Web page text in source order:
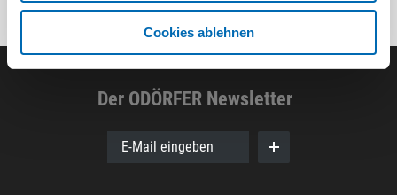
Cookies ablehnen
Der ODÖRFER Newsletter
E-Mail eingeben